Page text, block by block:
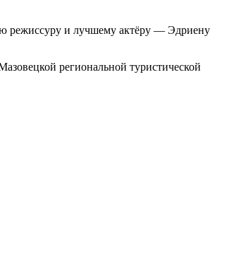
режиссуру и лучшему актёру — Эдриену
региональной туристической